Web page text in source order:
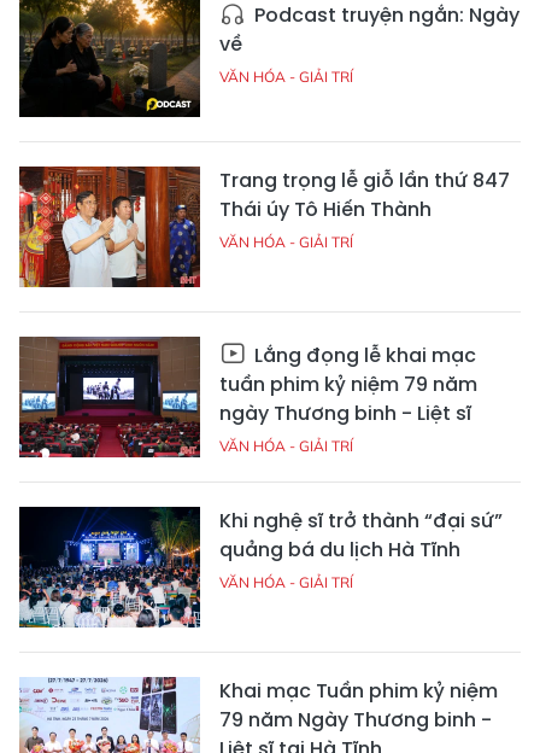
Podcast truyện ngắn: Ngày
về
VĂN HÓA - GIẢI TRÍ
Trang trọng lễ giỗ lần thứ 847
Thái úy Tô Hiến Thành
VĂN HÓA - GIẢI TRÍ
Lắng đọng lễ khai mạc
tuần phim kỷ niệm 79 năm
ngày Thương binh - Liệt sĩ
VĂN HÓA - GIẢI TRÍ
Khi nghệ sĩ trở thành “đại sứ”
quảng bá du lịch Hà Tĩnh
VĂN HÓA - GIẢI TRÍ
Khai mạc Tuần phim kỷ niệm
79 năm Ngày Thương binh -